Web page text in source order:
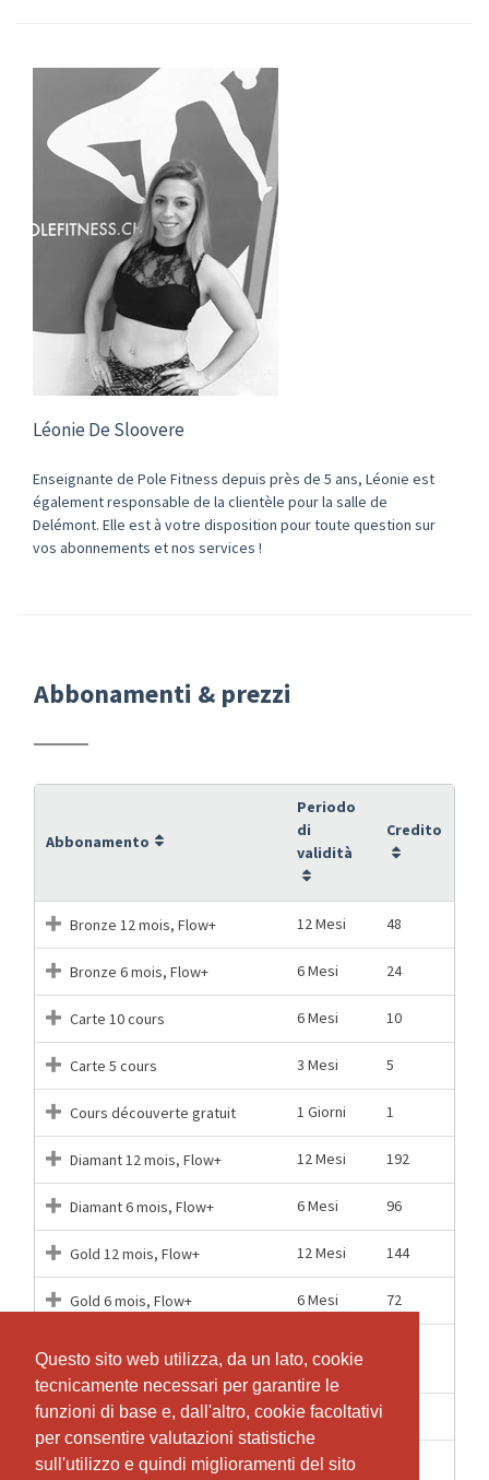
Questo sito web utilizza, da un lato, cookie
tecnicamente necessari per garantire le
funzioni di base e, dall'altro, cookie facoltativi
per consentire valutazioni statistiche
sull'utilizzo e quindi miglioramenti del sito
Questo sito web utilizza, da un lato, cookie
tecnicamente necessari per garantire le
funzioni di base e, dall'altro, cookie facoltativi
per consentire valutazioni statistiche
sull'utilizzo e quindi miglioramenti del sito
Léonie De Sloovere
Enseignante de Pole Fitness depuis près de 5 ans, Léonie est
également responsable de la clientèle pour la salle de
Delémont. Elle est à votre disposition pour toute question sur
vos abonnements et nos services !
Abbonamenti & prezzi
Abbonamento
Periodo
di
validità
Credito
Bronze 12 mois, Flow+ 12 Mesi 48
Bronze 6 mois, Flow+ 6 Mesi 24
Carte 10 cours 6 Mesi 10
Carte 5 cours 3 Mesi 5
Cours découverte gratuit 1 Giorni 1
Diamant 12 mois, Flow+ 12 Mesi 192
Diamant 6 mois, Flow+ 6 Mesi 96
Gold 12 mois, Flow+ 12 Mesi 144
Gold 6 mois, Flow+ 6 Mesi 72
Semaine découverte
Settimane
Silver 12 mois, Flow+ 12 Mesi
Silver 6 mois, Flow+ 6 Mesi